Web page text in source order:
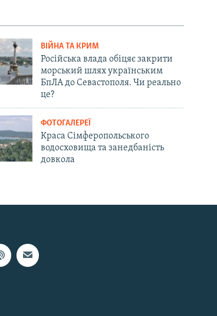
ВІЙНА ТА КРИМ
Російська влада обіцяє закрити
морський шлях українським
БпЛА до Севастополя. Чи реально
це?
ФОТОГАЛЕРЕЇ
Краса Сімферопольського
водосховища та занедбаність
довкола